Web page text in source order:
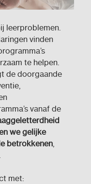
leerproblemen.
vinden
te helpen.
de doorgaande
vanaf de
we gelijke
betrokkenen,
met: